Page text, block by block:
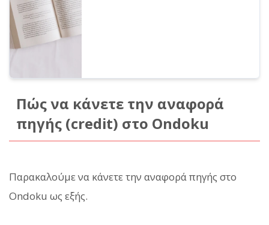
Πώς να κάνετε την αναφορά
πηγής (credit) στο Ondoku
Παρακαλούμε να κάνετε την αναφορά πηγής στο
Ondoku ως εξής.